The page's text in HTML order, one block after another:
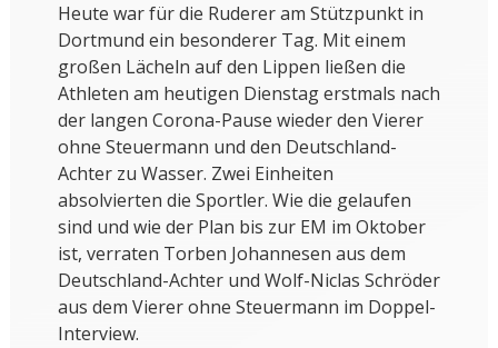
Heute war für die Ruderer am Stützpunkt in
Dortmund ein besonderer Tag. Mit einem
großen Lächeln auf den Lippen ließen die
Athleten am heutigen Dienstag erstmals nach
der langen Corona-Pause wieder den Vierer
ohne Steuermann und den Deutschland-
Achter zu Wasser. Zwei Einheiten
absolvierten die Sportler. Wie die gelaufen
sind und wie der Plan bis zur EM im Oktober
ist, verraten Torben Johannesen aus dem
Deutschland-Achter und Wolf-Niclas Schröder
aus dem Vierer ohne Steuermann im Doppel-
Interview.